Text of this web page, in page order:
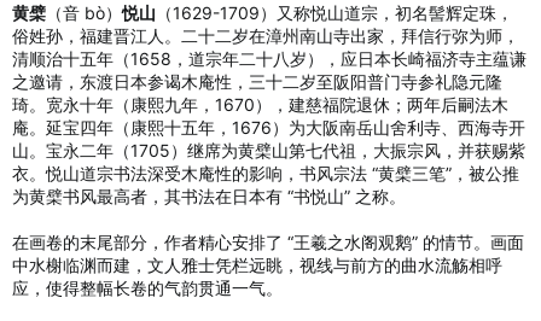
黄檗 （音 bò）悦山 （1629-1709）又称悦山道宗，初名髻辉定珠，
俗姓孙，福建晋江人。二十二岁在漳州南山寺出家，拜信行弥为师，
清顺治十五年（1658，道宗年二十八岁），应日本长崎福济寺主蕴谦
之邀请，东渡日本参谒木庵性，三十二岁至阪阳普门寺参礼隐元隆
琦。宽永十年（康熙九年，1670），建慈福院退休；两年后嗣法木
庵。延宝四年（康熙十五年，1676）为大阪南岳山舍利寺、西海寺开
山。宝永二年（1705）继席为黄檗山第七代祖，大振宗风，并获赐紫
衣。悦山道宗书法深受木庵性的影响，书风宗法 “黄檗三笔”，被公推
为黄檗书风最高者，其书法在日本有 “书悦山” 之称。
在画卷的末尾部分，作者精心安排了 “王羲之水阁观鹅” 的情节。画面
中水榭临渊而建，文人雅士凭栏远眺，视线与前方的曲水流觞相呼
应，使得整幅长卷的气韵贯通一气。